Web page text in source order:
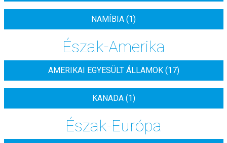
NAMÍBIA (1)
Észak-Amerika
AMERIKAI EGYESÜLT ÁLLAMOK (17)
KANADA (1)
Észak-Európa